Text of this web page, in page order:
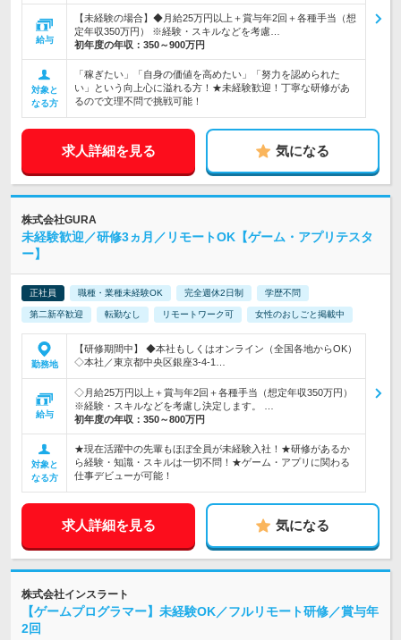
給与
【未経験の場合】◆月給25万円以上＋賞与年2回＋各種手当（想
定年収350万円） ※経験・スキルなどを考慮…
初年度の年収： 350～900万円
対象と
なる方
「稼ぎたい」「自身の価値を高めたい」「努力を認められた
い」という向上心に溢れる方！★未経験歓迎！丁寧な研修があ
るので文理不問で挑戦可能！
求人詳細を見る 気になる
株式会社GURA
未経験歓迎／研修3ヵ月／リモートOK【ゲーム・アプリテスタ
ー】
正社員 職種・業種未経験OK 完全週休2日制 学歴不問
第二新卒歓迎 転勤なし リモートワーク可 女性のおしごと掲載中
勤務地
【研修期間中】 ◆本社もしくはオンライン（全国各地からOK）
◇本社／東京都中央区銀座3-4-1…
給与
◇月給25万円以上＋賞与年2回＋各種手当（想定年収350万円）
※経験・スキルなどを考慮し決定します。 …
初年度の年収： 350～800万円
対象と
なる方
★現在活躍中の先輩もほぼ全員が未経験入社！★研修があるか
ら経験・知識・スキルは一切不問！★ゲーム・アプリに関わる
仕事デビューが可能！
求人詳細を見る 気になる
株式会社インスラート
【ゲームプログラマー】未経験OK／フルリモート研修／賞与年
2回